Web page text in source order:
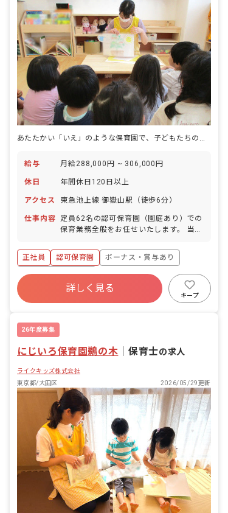
あたたかい「いえ」のような保育園で、子どもたちの笑顔と共に成長しませんか。
給与 月給288,000円 ~ 306,000円
休日 年間休日120日以上
アクセス 東急池上線 御嶽山駅（徒歩6分）
仕事内容
定員62名の認可保育園（園庭あり）での
保育業務全般をお任せいたします。 当園
育」を特徴とし、「あたたかい空間『い
え』が人を育てる」を合言葉に、主体性
を育む「コーナー保育」などを取り入れ
ています。 子どもたち一人ひとりに寄り
添い、それぞれの「好き」を活かせる環
正社員 認可保育園
ボーナス・賞与あり
年間休日120日以上
寮・住宅・家賃補助あり
社会保険完備
残業少なめ
詳しく見る
キープ
26年度募集
にじいろ保育園鵜の木 ｜保育士の求人
ライクキッズ株式会社
東京都/大田区
2026/05/29更新